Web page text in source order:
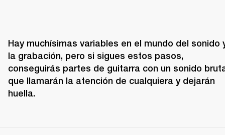
Hay muchísimas variables en el mundo del sonido
la grabación, pero si sigues estos pasos,
conseguirás partes de guitarra con un sonido
que llamarán la atención de cualquiera y dejarán
huella.